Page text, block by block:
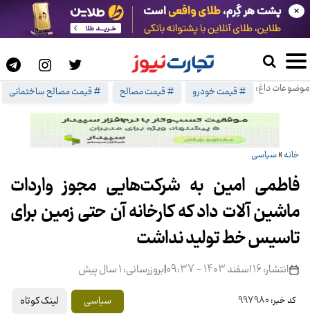
موضوعات داغ: # قیمت خودرو # قیمت مصالح # قیمت مصالح ساختمانی
×
خانه»سیاسی
فاطمی امین به شرکت‌هایی مجوز واردات
ماشین آلات داد که کارخانه آن حتی زمین برای
تاسیس خط تولید نداشت
انتشار: 16 اسفند 1403 - 09:37 |بروزرسانی: 1 سال پیش
کد خبر: 997980 سیاسی لینک کوتاه